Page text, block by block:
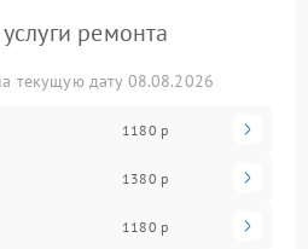
ремонта
текущую дату 08.08.2026
1180 р
1380 р
1180 р